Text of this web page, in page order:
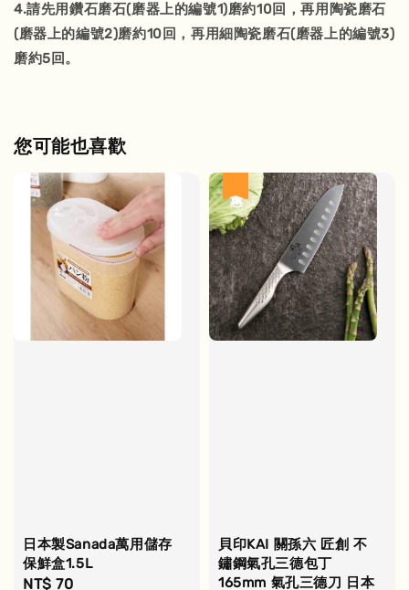
4.請先用鑽石磨石(磨器上的編號1)磨約10回，再用陶瓷磨石
(磨器上的編號2)磨約10回，再用細陶瓷磨石(磨器上的編號3)
磨約5回。
您可能也喜歡
日本製Sanada萬用儲存
保鮮盒1.5L
Regular
NT$ 70
貝印KAI 關孫六 匠創 不
鏽鋼氣孔三德包丁
165mm 氣孔三德刀 日本